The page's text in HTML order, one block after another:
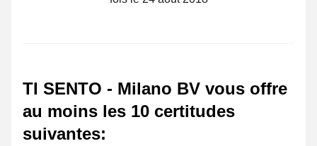
TI SENTO - Milano BV vous offre
au moins les 10 certitudes
suivantes: